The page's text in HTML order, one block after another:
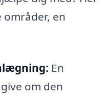
en
En
om den